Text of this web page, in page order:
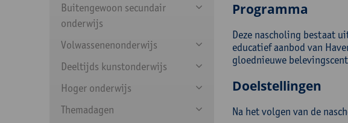
Buitengewoon secundair
onderwijs
Volwassenenonderwijs
Deeltijds kunstonderwijs
Hoger onderwijs
Themadagen
Programma
Deze nascholing bestaat
educatief aanbod van
gloednieuwe
Doelstellingen
Na het volgen van de